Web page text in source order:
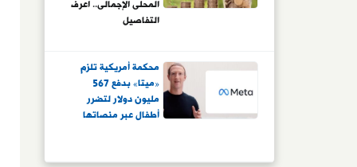
المحلى الإجمالى.. اعرف
التفاصيل
محكمة أمريكية تلزم
«ميتا» بدفع 567
مليون دولار لتضرر
أطفال عبر منصاتها